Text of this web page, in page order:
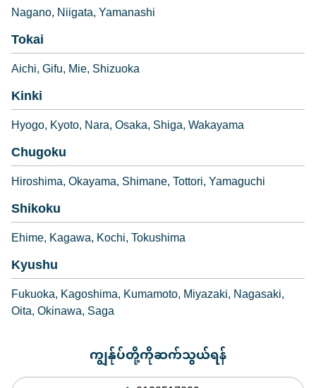
Nagano Niigata Yamanashi
Tokai
Aichi Gifu Mie Shizuoka
Kinki
Hyogo Kyoto Nara Osaka Shiga Wakayama
Chugoku
Hiroshima Okayama Shimane Tottori Yamaguchi
Shikoku
Ehime Kagawa Kochi Tokushima
Kyushu
Fukuoka Kagoshima Kumamoto Miyazaki Nagasaki
Oita Okinawa Saga
ကျွန်ုပ်တို့ကိုဆက်သွယ်ရန်